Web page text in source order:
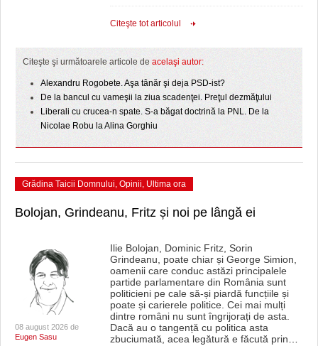
Citeşte tot articolul
Citeşte şi următoarele articole de acelaşi autor:
Alexandru Rogobete. Aşa tânăr şi deja PSD-ist?
De la bancul cu vameşii la ziua scadenţei. Preţul dezmăţului
Liberali cu crucea-n spate. S-a băgat doctrină la PNL. De la
Nicolae Robu la Alina Gorghiu
Grădina Taicii Domnului, Opinii, Ultima ora
Bolojan, Grindeanu, Fritz și noi pe lângă ei
08 august 2026 de
Eugen Sasu
Ilie Bolojan, Dominic Fritz, Sorin
Grindeanu, poate chiar și George Simion,
oamenii care conduc astăzi principalele
partide parlamentare din România sunt
politicieni pe cale să-și piardă funcțiile și
poate și carierele politice. Cei mai mulți
dintre români nu sunt îngrijorați de asta.
Dacă au o tangență cu politica asta
zbuciumată, acea legătură e făcută prin